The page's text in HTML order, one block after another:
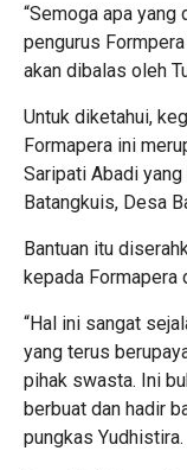
“Semoga apa
pengurus
akan dibalas oleh
Untuk diketahui,
Formapera ini
Saripati Abadi
Batangkuis, Desa
Bantuan itu
kepada Formapera
“Hal ini sangat
yang terus
pihak swasta. Ini
berbuat dan hadir
pungkas Yudhistira.